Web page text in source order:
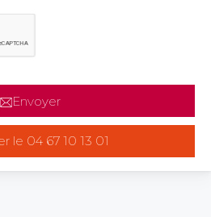
Envoyer
le 04 67 10 13 01